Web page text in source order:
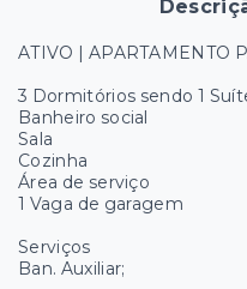
ATIVO | APARTAMENTO
3 Dormitórios sendo 1
Banheiro social
Sala
Cozinha
Área de serviço
1 Vaga de garagem
Serviços
Ban. Auxiliar;